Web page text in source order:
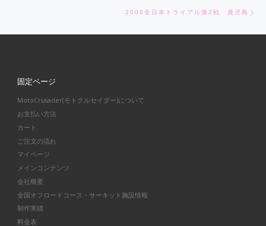
2008全日本トライアル第2戦 鹿児島
固定ページ
MotoCrusader(モトクルセイダー)について
お支払い方法
カート
ご注文の流れ
マイページ
メインコンテンツ
会社概要
全国オフロードコース・サーキット施設情報
制作実績
料金表